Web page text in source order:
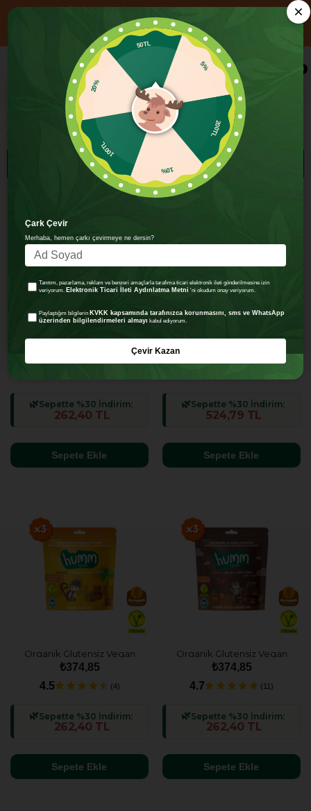
📦 1000₺ ÜZERİ ALIŞVERİŞE ÜCRETSİZ KARGO
YENİ ÜYELERE ÖZEL 750₺ ÜZERİ ALIŞVERİŞE 100 TL İNDİRİM!
KOD: HOSGELDIN100
0
FILTRELEME
SIRALAMA
Organik Glutensiz Vegan Kek
Atıştırmalık Paketi - 3 adet (3
Sepette %30 İndirim:
262,40 TL
Sepete Ekle
Organik Glutensiz Vegan Kek
Atıştırmalık Paketi - 6 adet (3
Sepette %30 İndirim:
524,79 TL
Sepete Ekle
Organik Glutensiz Vegan
Muzlu Kek Atıştırmalık Paketi
- 3 adet
₺374,85
4.5
(4)
Sepette %30 İndirim:
262,40 TL
Sepete Ekle
Organik Glutensiz Vegan
Kakaolu ve Fındıklı Kek
Atıştırmalık Paketi - 3 adet
₺374,85
4.7
(11)
Sepette %30 İndirim:
262,40 TL
Sepete Ekle
50TL
5%
200TL
10%
100TL
20%
Çark Çevir
Merhaba, hemen çarkı çevirmeye ne dersin?
Tanıtım, pazarlama, reklam ve benzeri amaçlarla tarafıma ticari elektronik ileti gönderilmesine izin
veriyorum. Elektronik Ticari İleti Aydınlatma Metni 'ni okudum onay veriyorum.
Paylaştığım bilgilerin KVKK kapsamında tarafınızca korunmasını, sms ve WhatsApp
üzerinden bilgilendirmeleri almayı kabul ediyorum.
Çevir Kazan